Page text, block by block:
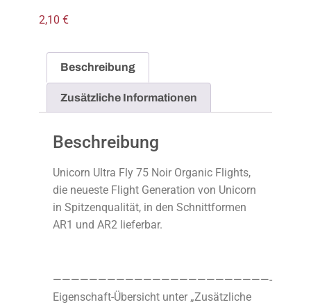
2,10 €
Beschreibung
Zusätzliche Informationen
Beschreibung
Unicorn Ultra Fly 75 Noir Organic Flights,
die neueste Flight Generation von Unicorn
in Spitzenqualität, in den Schnittformen
AR1 und AR2 lieferbar.
————————————————————————-
Eigenschaft-Übersicht unter „Zusätzliche